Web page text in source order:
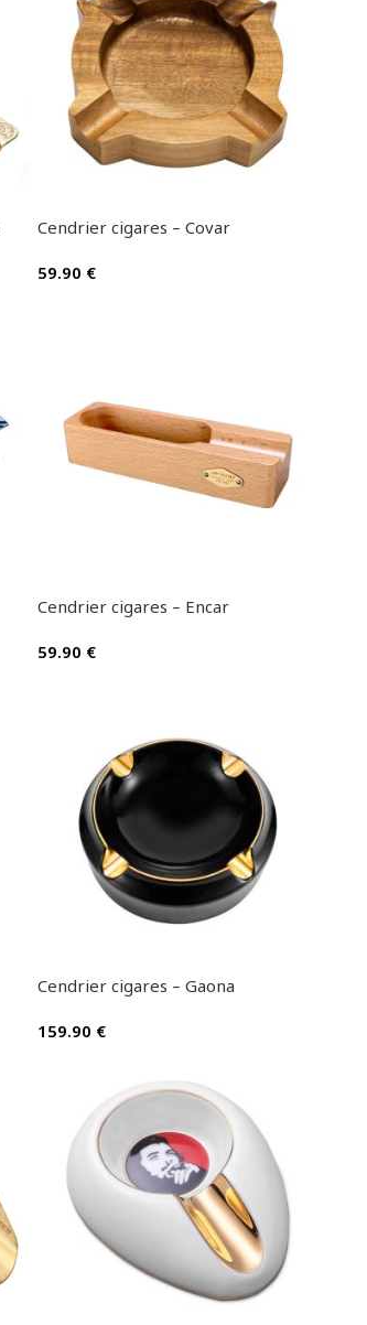
Cendrier cigares – Covar
59.90 €
Cendrier cigares – Encar
59.90 €
Cendrier cigares – Gaona
159.90 €